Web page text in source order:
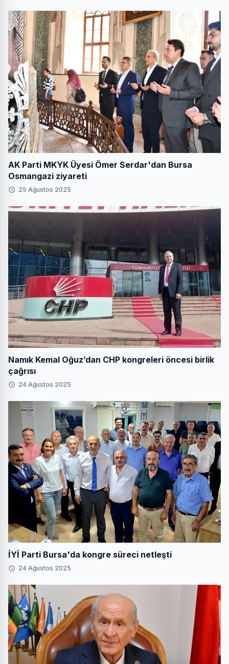
AK Parti MKYK Üyesi Ömer Serdar'dan Bursa
Osmangazi ziyareti
25 Ağustos 2025
Namık Kemal Oğuz’dan CHP kongreleri öncesi birlik
çağrısı
24 Ağustos 2025
İYİ Parti Bursa'da kongre süreci netleşti
24 Ağustos 2025